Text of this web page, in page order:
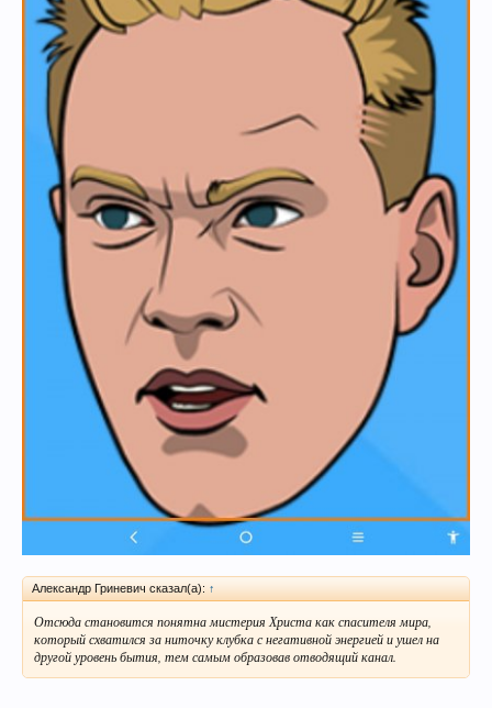
Александр Гриневич сказал(а): ↑
Отсюда становится понятна мистерия Христа как спасителя мира,
который схватился за ниточку клубка с негативной энергией и ушел на
другой уровень бытия, тем самым образовав отводящий канал.